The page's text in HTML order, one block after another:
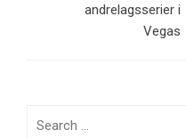
andrelagsserier i
Vegas